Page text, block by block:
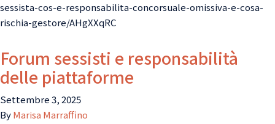
sessista-cos-e-responsabilita-concorsuale-omissiva-e-cosa-
rischia-gestore/AHgXXqRC
Forum sessisti e responsabilità
delle piattaforme
Settembre 3, 2025
ByMarisa Marraffino